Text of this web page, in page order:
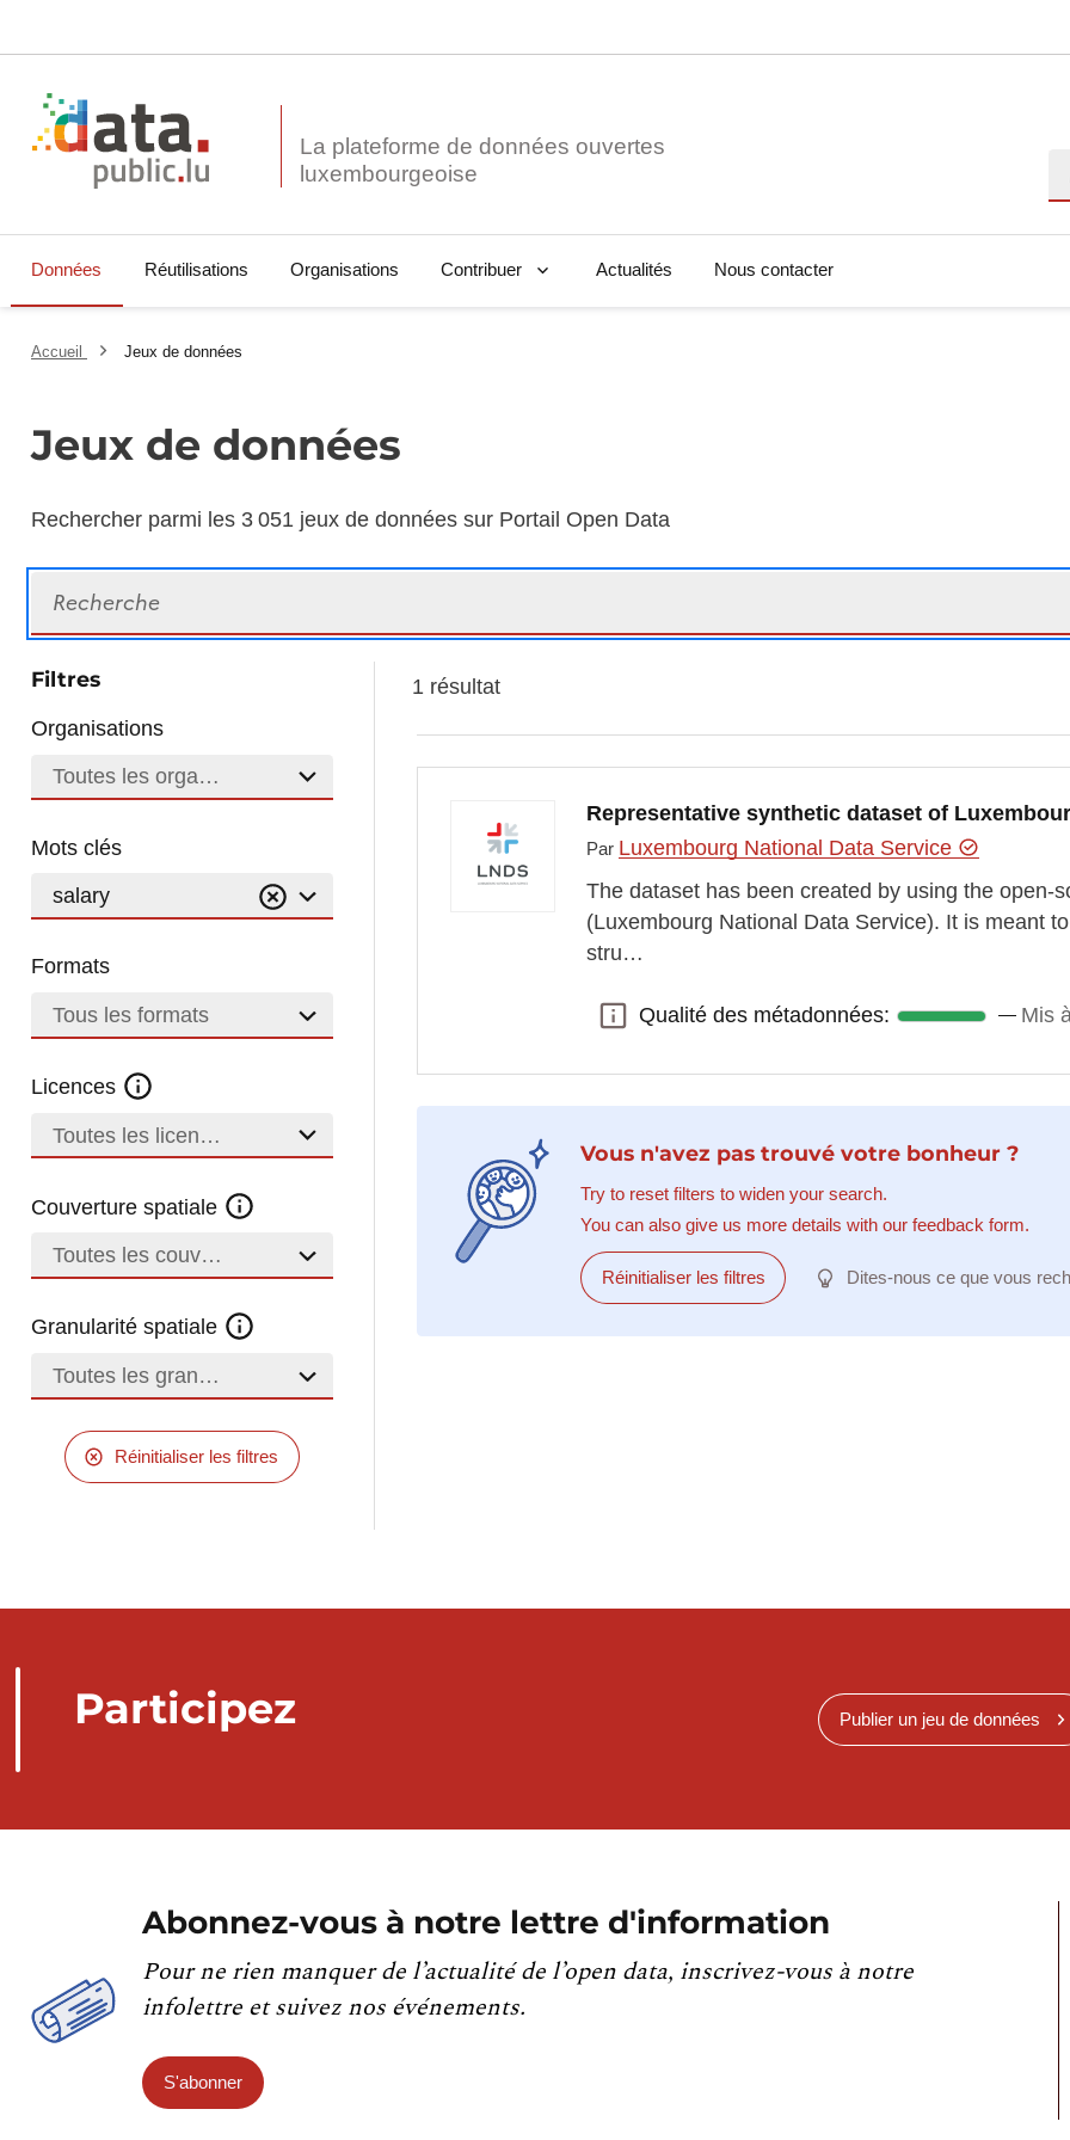
La plateforme de données ouvertes
Données Réutilisations Organisations Contribuer Actualités Nous contacter
Accueil Jeux de données
Jeux de données
Rechercher parmi les 3 051 jeux de données sur Portail Open Data
Filtres
Organisations
Toutes les organisations
Mots clés
salary
Formats
Tous les formats
Licences
Toutes les licences
Couverture spatiale
Toutes les couvertures
Granularité spatiale
Toutes les granularités
Réinitialiser les filtres
1 résultat
Representative synthetic dataset of
Par Luxembourg National Data Service
The dataset has been created by using the open-
(Luxembourg National Data Service). It is meant
stru…
Qualité des métadonnées:
Qualité des métadonnées: Mis
Vous n'avez pas trouvé votre bonheur ?
Try to reset filters to widen your search.
You can also give us more details with our feedback form.
Réinitialiser les filtres Dites-nous ce que vous
Participez Publier un jeu de données
Abonnez-vous à notre lettre d'information
Pour ne rien manquer de l’actualité de l’open data, inscrivez-vous à notre
infolettre et suivez nos événements.
S'abonner